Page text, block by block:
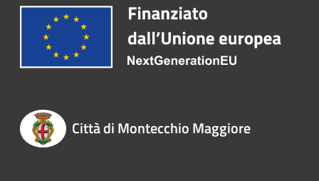
Città di Montecchio Maggiore